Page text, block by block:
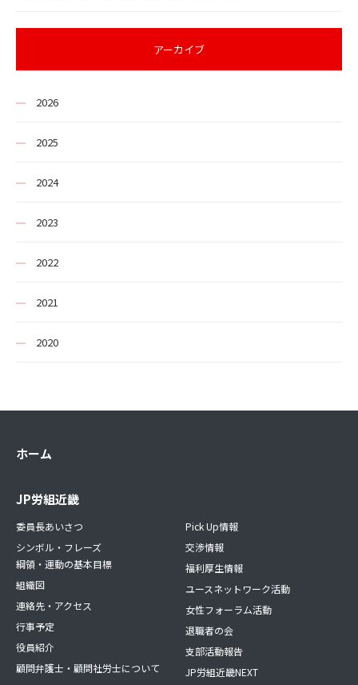
アーカイブ
2026
2025
2024
2023
2022
2021
2020
ホーム
JP労組近畿
委員長あいさつ
シンボル・フレーズ
綱領・運動の基本目標
組織図
連絡先・アクセス
行事予定
役員紹介
顧問弁護士・顧問社労士について
Pick Up情報
交渉情報
福利厚生情報
ユースネットワーク活動
女性フォーラム活動
退職者の会
支部活動報告
JP労組近畿NEXT